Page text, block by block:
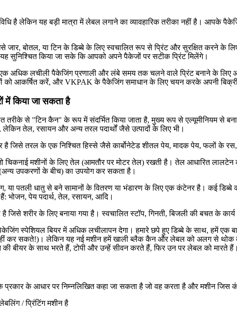
है लेकिन यह बड़ी मात्रा में लेबल लगाने का व्यावहारिक तरीका नहीं है। आपके
बोतल, या टिन के डिब्बे के लिए स्वचालित रूप से प्रिंट और सुरक्षित करने के लिए
सुनिश्चित किया जा सके कि आपको अपने पैकेजों पर सटीक प्रिंट मिलेंगे।
अधिक लचीली पैकेजिंग प्रणाली और लंबे समय तक चलने वाले प्रिंट बनाने के लिए
आकर्षित करें, और VKPAK के पैकेजिंग समाधान के लिए चयन करके अपनी बिक्री
में किया जा सकता है
तरीके से "टिन कैन" के रूप में संदर्भित किया जाता है, मुख्य रूप से एल्यूमीनियम से
लेकिन तेल, रसायन और अन्य तरल पदार्थों जैसे उत्पादों के लिए भी।
जिसे तरल के एक निश्चित हिस्से जैसे कार्बोनेटेड शीतल पेय, मादक पेय, फलों के रस,
चिकनाई मशीनों के लिए तेल (आमतौर पर मोटर तेल) रखती है। तेल आधारित
उपकरणों के बीच) का उपयोग कर सकता है।
या पतली धातु से बने सामानों के वितरण या भंडारण के लिए एक कंटेनर है। कई
भोजन, पेय पदार्थ, तेल, रसायन, आदि।
है जिसे शरीर के लिए बनाया गया है। स्वचालित स्टॉप, गिनती, बिजली की बचत के
स्पेशियल बियर में अधिक लचीलापन देगा। हमारे छपे हुए डिब्बे के साथ, हमें एक
कर सकते!)। लेकिन यह नई मशीन हमें खाली ब्लैक कैन और लेबल को अलग से
की बीयर के साथ भरते हैं, टोपी और उन्हें सीवन करते हैं, फिर उन पर लेबल को मारते हैं।
प्रकार के आधार पर निम्नलिखित कहा जा सकता है जो वह करता है और मशीन
/ प्रिंटिंग मशीन है